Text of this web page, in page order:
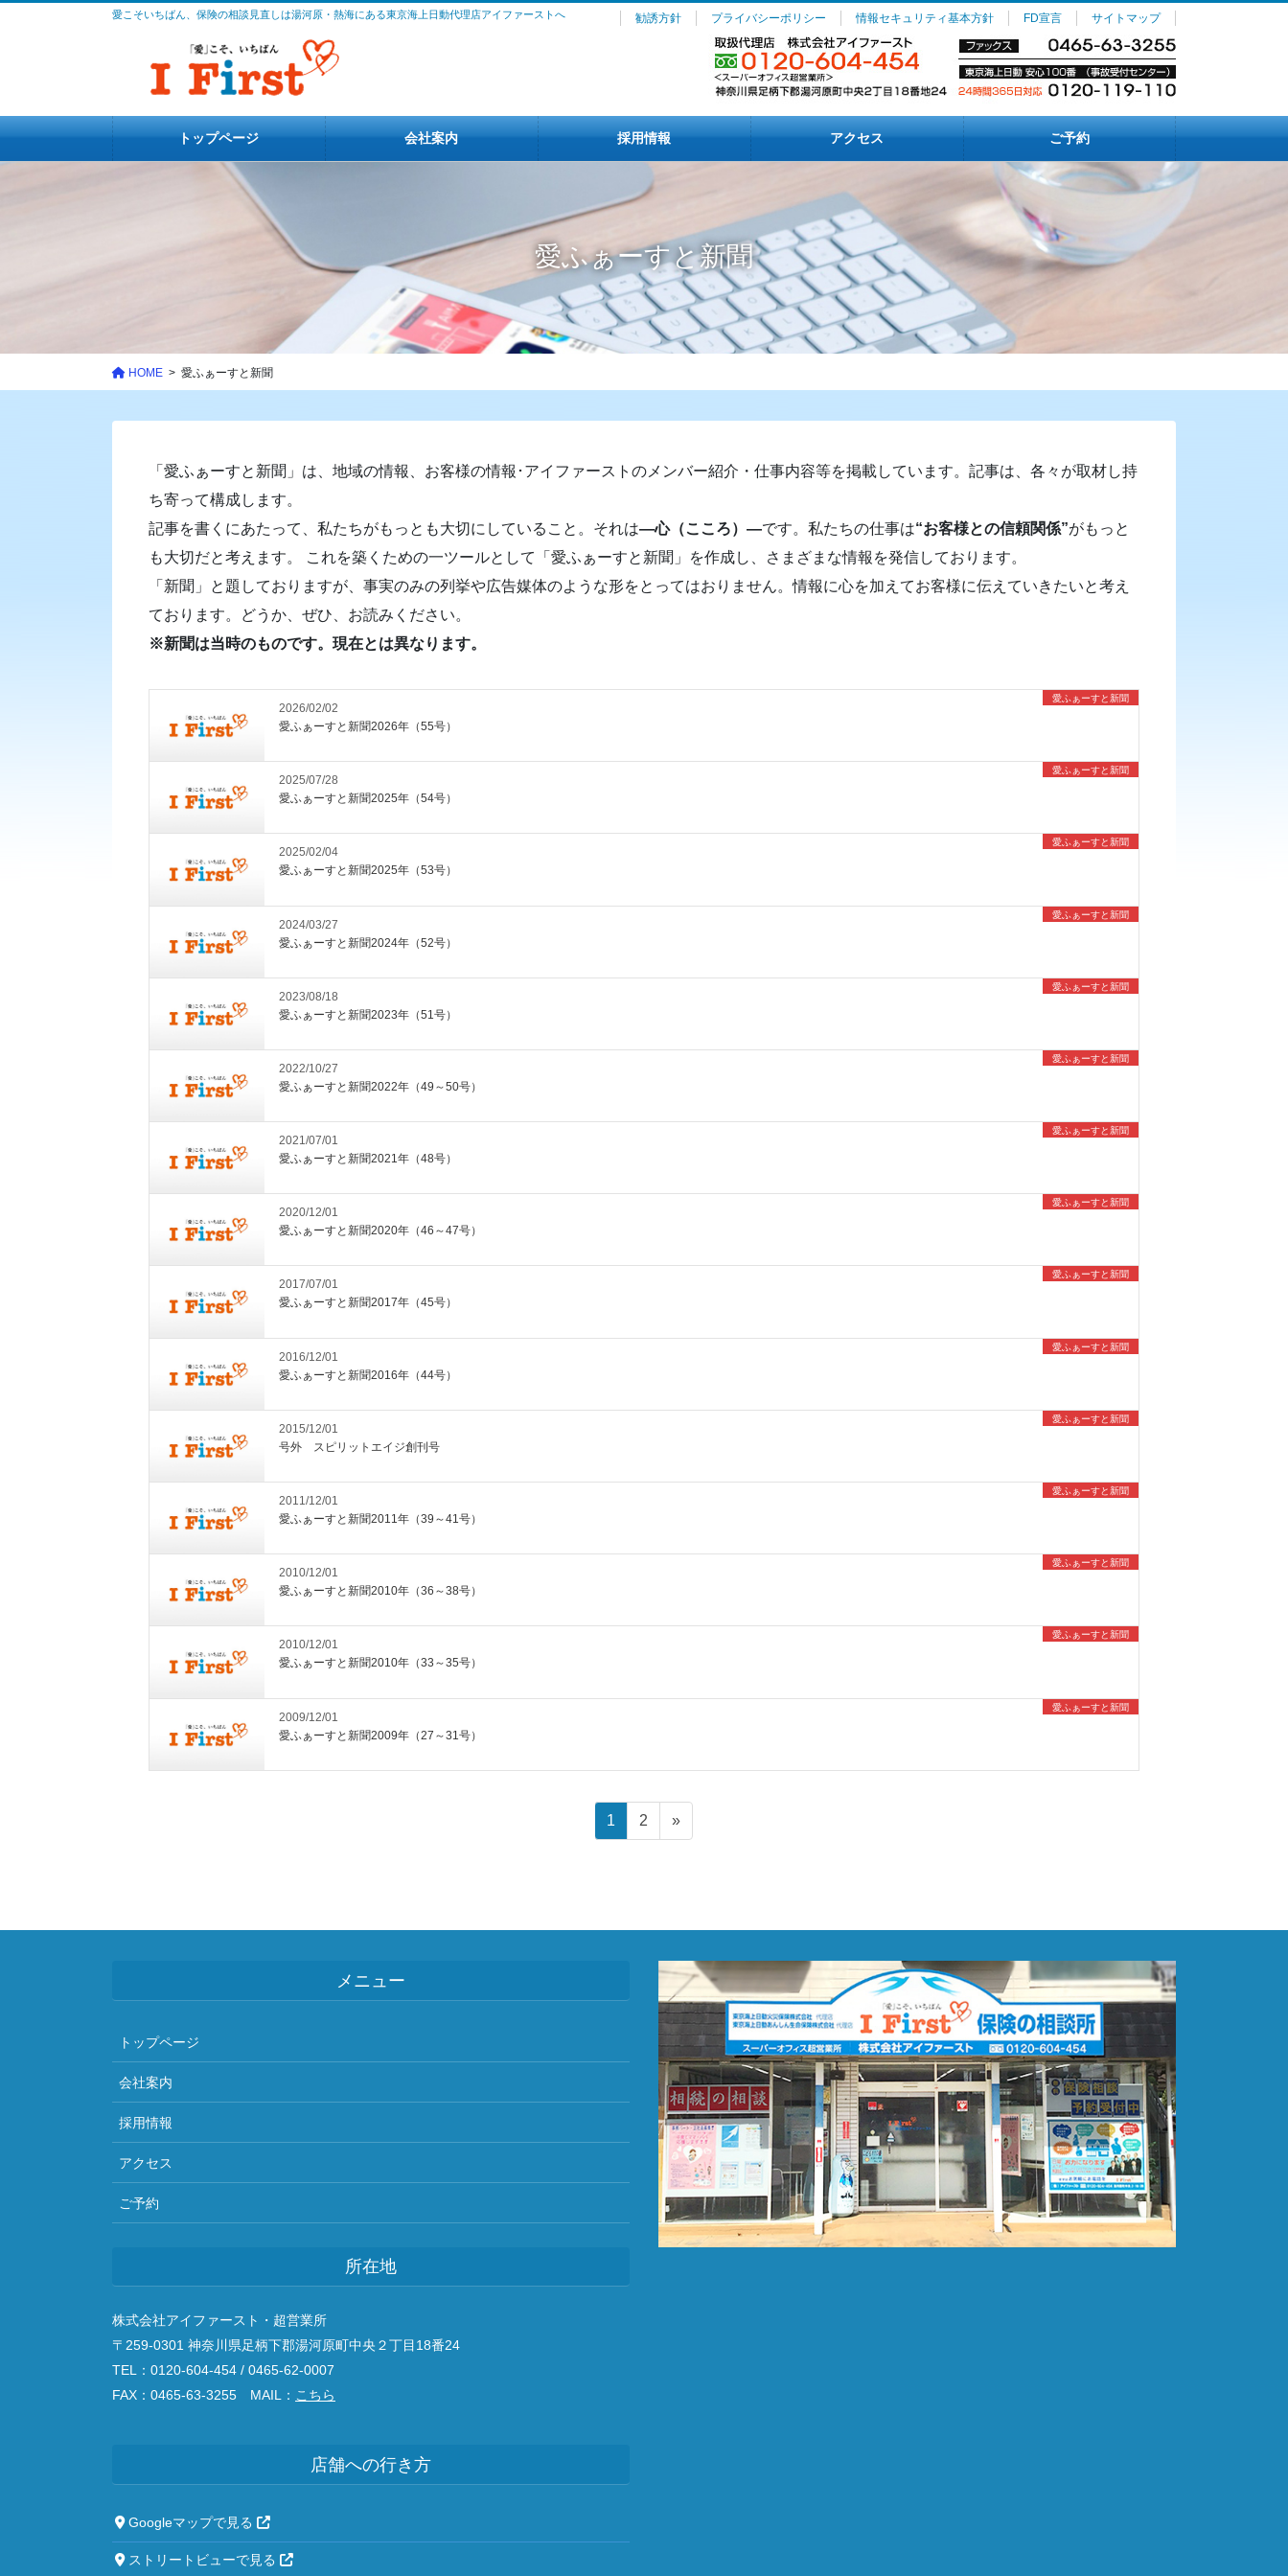
愛こそいちばん、保険の相談見直しは湯河原・熱海にある東京海上日動代理店アイファーストへ 勧誘方針 プライバシーポリシー 情報セキュリティ基本方針 FD宣言 サイトマップ
トップページ 会社案内 採用情報 アクセス ご予約
愛ふぁーすと新聞
HOME 愛ふぁーすと新聞
「愛ふぁーすと新聞」は、地域の情報、お客様の情報･アイファーストのメンバー紹介・仕事内容等を掲載しています。記事は、各々が取材し持
ち寄って構成します。
記事を書くにあたって、私たちがもっとも大切にしていること。それは―心（こころ）―です。私たちの仕事は“お客様との信頼関係”がもっと
も大切だと考えます。 これを築くための一ツールとして「愛ふぁーすと新聞」を作成し、さまざまな情報を発信しております。
「新聞」と題しておりますが、事実のみの列挙や広告媒体のような形をとってはおりません。情報に心を加えてお客様に伝えていきたいと考え
ております。どうか、ぜひ、お読みください。
※新聞は当時のものです。現在とは異なります。
2026/02/02
愛ふぁーすと新聞
愛ふぁーすと新聞2026年（55号）
2025/07/28
愛ふぁーすと新聞
愛ふぁーすと新聞2025年（54号）
2025/02/04
愛ふぁーすと新聞
愛ふぁーすと新聞2025年（53号）
2024/03/27
愛ふぁーすと新聞
愛ふぁーすと新聞2024年（52号）
2023/08/18
愛ふぁーすと新聞
愛ふぁーすと新聞2023年（51号）
2022/10/27
愛ふぁーすと新聞
愛ふぁーすと新聞2022年（49～50号）
2021/07/01
愛ふぁーすと新聞
愛ふぁーすと新聞2021年（48号）
2020/12/01
愛ふぁーすと新聞
愛ふぁーすと新聞2020年（46～47号）
2017/07/01
愛ふぁーすと新聞
愛ふぁーすと新聞2017年（45号）
2016/12/01
愛ふぁーすと新聞
愛ふぁーすと新聞2016年（44号）
2015/12/01
愛ふぁーすと新聞
号外 スピリットエイジ創刊号
2011/12/01
愛ふぁーすと新聞
愛ふぁーすと新聞2011年（39～41号）
2010/12/01
愛ふぁーすと新聞
愛ふぁーすと新聞2010年（36～38号）
2010/12/01
愛ふぁーすと新聞
愛ふぁーすと新聞2010年（33～35号）
2009/12/01
愛ふぁーすと新聞
愛ふぁーすと新聞2009年（27～31号）
送
り
ペ
ー
1
ペ
ー
2 »
メニュー
トップページ
会社案内
採用情報
アクセス
ご予約
所在地
株式会社アイファースト・超営業所
〒259-0301 神奈川県足柄下郡湯河原町中央２丁目18番24
TEL：0120-604-454 / 0465-62-0007
FAX：0465-63-3255 MAIL： こちら
店舗への行き方
Googleマップで見る
ストリートビューで見る